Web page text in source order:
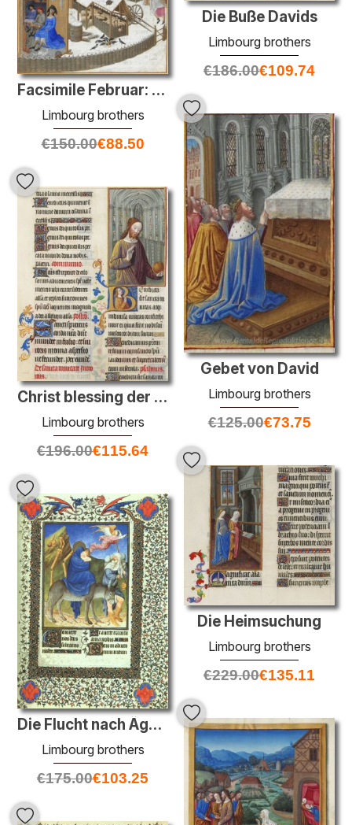
Die Buße Davids
Limbourg brothers
€186.00€109.74
Facsimile Februar: Hof-Szene mit Bauern
Limbourg brothers
€150.00€88.50
Gebet von David
Limbourg brothers
€125.00€73.75
Christ blessing der Welt
Limbourg brothers
€196.00€115.64
Die Heimsuchung
Limbourg brothers
€229.00€135.11
Die Flucht nach Ägypten
Limbourg brothers
€175.00€103.25